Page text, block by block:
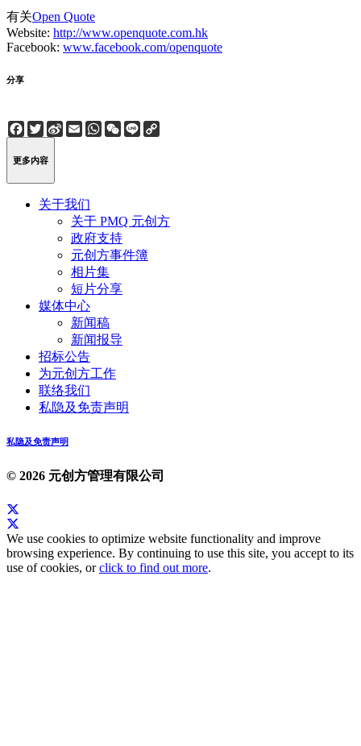
有关Open Quote
Website: http://www.openquote.com.hk
Facebook: www.facebook.com/openquote
分享
Facebook
Twitter
Sina
Weibo
EmailWhatsApp
WeChat
Line
更多内容
关于我们
关于 PMQ 元创方
政府支持
元创方事件簿
相片集
短片分享
媒体中心
新闻稿
新闻报导
招标公告
为元创方工作
联络我们
私隐及免责声明
私隐及免责声明
© 2026 元创方管理有限公司
We use cookies to optimize website functionality and improve
browsing experience. By continuing to use this site, you accept to its
use of cookies, orclick to find out more.